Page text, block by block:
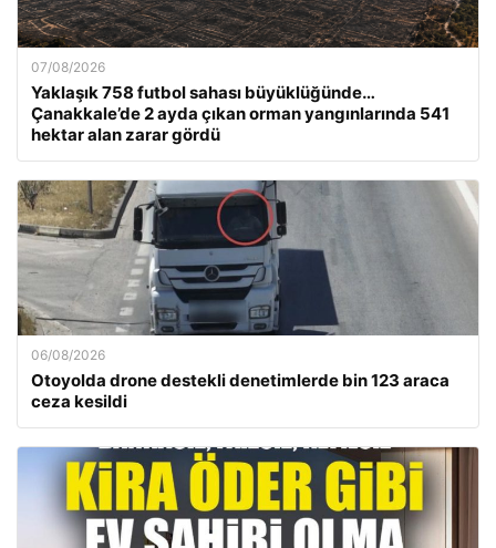
07/08/2026
Yaklaşık 758 futbol sahası büyüklüğünde…
Çanakkale’de 2 ayda çıkan orman yangınlarında 541
hektar alan zarar gördü
06/08/2026
Otoyolda drone destekli denetimlerde bin 123 araca
ceza kesildi